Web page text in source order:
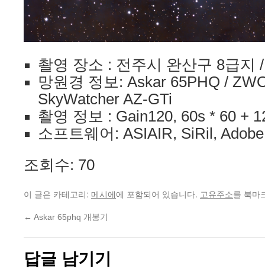
촬영 장소 : 전주시 완산구 8급지
망원경 정보: Askar 65PHQ /
SkyWatcher AZ-GTi
촬영 정보 : Gain120, 60s * 60 +
소프트웨어: ASIAIR, SiRil,
조회수: 70
이 글은 카테고리: 메시에에 포함되어 있습니다. 고유주소를 북마
← Askar 65phq 개봉기
답글 남기기